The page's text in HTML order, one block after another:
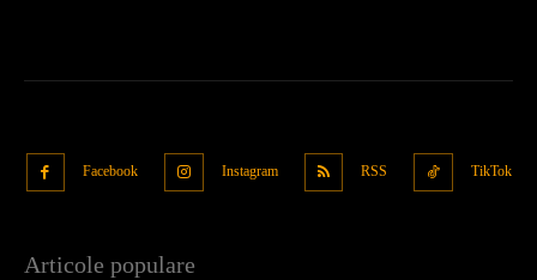
Facebook Instagram RSS TikTok
Articole populare